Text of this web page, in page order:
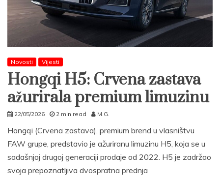
Novosti Vijesti
Hongqi H5: Crvena zastava
ažurirala premium limuzinu
22/05/2026 2 min read M.G.
Hongqi (Crvena zastava), premium brend u vlasništvu
FAW grupe, predstavio je ažuriranu limuzinu H5, koja se u
sadašnjoj drugoj generaciji prodaje od 2022. H5 je zadržao
svoja prepoznatljiva dvospratna prednja